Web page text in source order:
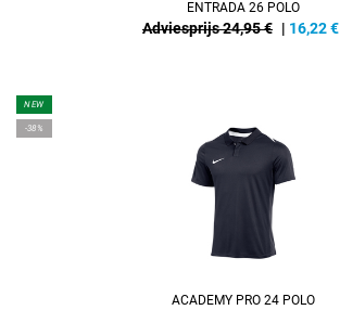
ENTRADA 26 POLO
Adviesprijs 24,95 € | 16,22€
NEW
-38%
ACADEMY PRO 24 POLO